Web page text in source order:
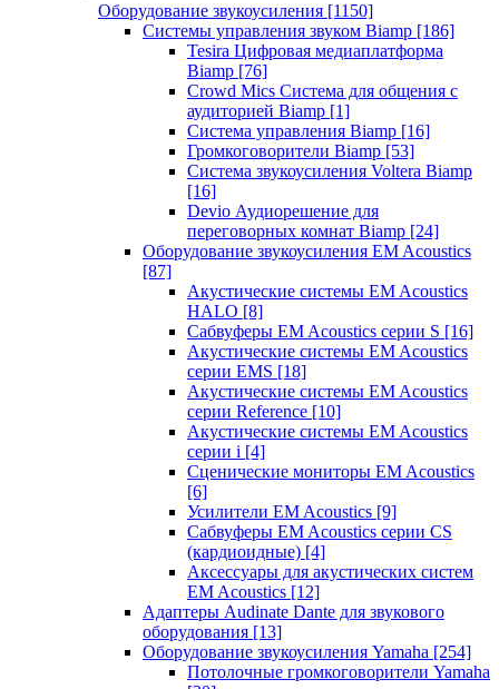
Оборудование звукоусиления [1150]
Системы управления звуком Biamp [186]
Tesira Цифровая медиаплатформа
Biamp [76]
Crowd Mics Система для общения с
аудиторией Biamp [1]
Система управления Biamp [16]
Громкоговорители Biamp [53]
Система звукоусиления Voltera Biamp
[16]
Devio Аудиорешение для
переговорных комнат Biamp [24]
Оборудование звукоусиления EM Acoustics
[87]
Акустические системы EM Acoustics
HALO [8]
Сабвуферы EM Acoustics серии S [16]
Акустические системы EM Acoustics
серии EMS [18]
Акустические системы EM Acoustics
серии Reference [10]
Акустические системы EM Acoustics
серии i [4]
Сценические мониторы EM Acoustics
[6]
Усилители EM Acoustics [9]
Сабвуферы EM Acoustics серии CS
(кардиоидные) [4]
Аксессуары для акустических систем
EM Acoustics [12]
Адаптеры Audinate Dante для звукового
оборудования [13]
Оборудование звукоусиления Yamaha [254]
Потолочные громкоговорители Yamaha